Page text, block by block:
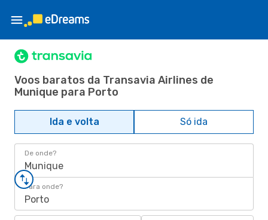
Voos baratos da Transavia Airlines de
Munique para Porto
Ida e volta Só ida
De onde?
Munique
Para onde?
Porto